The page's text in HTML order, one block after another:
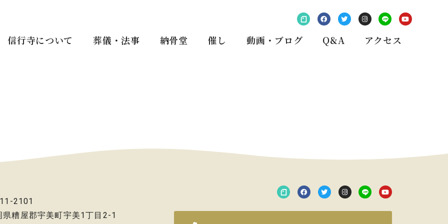
信行寺について 葬儀・法事 納骨堂 催し 動画・ブログ Q&A アクセス
2101
県糟屋郡宇美町宇美1丁目2-1